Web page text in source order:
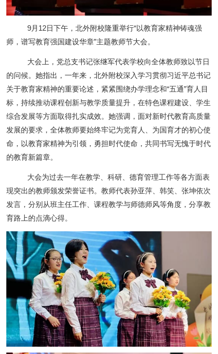
9月12日下午，北外附校隆重举行“以教育家精神铸魂强
师，谱写教育强国建设华章”主题教师节大会。
大会上，党总支书记张继军代表学校向全体教师致以节日
的问候。她指出，一年来，北外附校深入学习贯彻习近平总书记
关于教育家精神的重要论述，紧紧围绕办学理念和“五通”育人目
标，持续推动课程创新与教学质量提升，在特色课程建设、学生
综合发展等方面取得扎实成效。她强调，面对新时代教育高质量
发展的要求，全体教师要始终牢记为党育人、为国育才的初心使
命，以教育家精神为引领，勇担时代使命，共同书写无愧于时代
的教育新篇章。
大会为过去一年在教学、科研、德育管理工作等各方面表
现突出的教师颁发荣誉证书。教师代表孙亚萍、韩笑、张坤依次
发言，分别从班主任工作、课程教学与师德师风等角度，分享教
育路上的点滴心得。